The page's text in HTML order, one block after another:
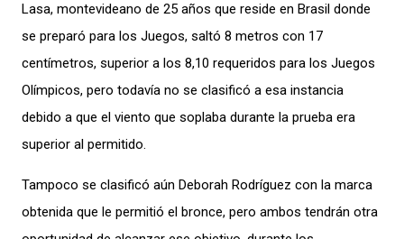
Lasa, montevideano de 25 años que reside en Brasil donde
se preparó para los Juegos, saltó 8 metros con 17
centímetros, superior a los 8,10 requeridos para los Juegos
Olímpicos, pero todavía no se clasificó a esa instancia
debido a que el viento que soplaba durante la prueba era
superior al permitido.
Tampoco se clasificó aún Deborah Rodríguez con la marca
obtenida que le permitió el bronce, pero ambos tendrán otra